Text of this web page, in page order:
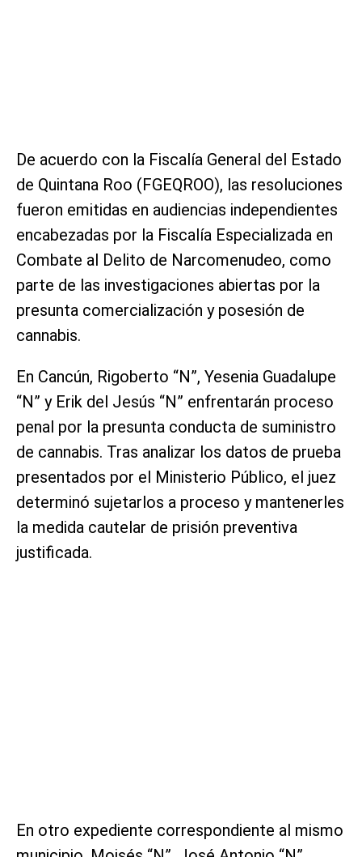
De acuerdo con la Fiscalía General del Estado
de Quintana Roo (FGEQROO), las resoluciones
fueron emitidas en audiencias independientes
encabezadas por la Fiscalía Especializada en
Combate al Delito de Narcomenudeo, como
parte de las investigaciones abiertas por la
presunta comercialización y posesión de
cannabis.
En Cancún, Rigoberto “N”, Yesenia Guadalupe
“N” y Erik del Jesús “N” enfrentarán proceso
penal por la presunta conducta de suministro
de cannabis. Tras analizar los datos de prueba
presentados por el Ministerio Público, el juez
determinó sujetarlos a proceso y mantenerles
la medida cautelar de prisión preventiva
justificada.
En otro expediente correspondiente al mismo